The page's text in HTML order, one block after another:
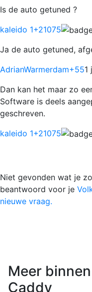
Is de auto getuned ?
kaleido 1+21075
Ja de auto getuned,
AdrianWarmerdam+551
Dan kan het maar zo
Software is deels
geschreven.
kaleido 1+21075
Niet gevonden wat je
beantwoord voor je
nieuwe vraag.
Meer
Caddy